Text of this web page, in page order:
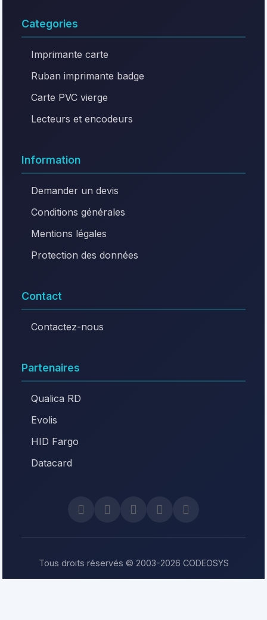
Categories
Imprimante carte
Ruban imprimante badge
Carte PVC vierge
Lecteurs et encodeurs
Information
Demander un devis
Conditions générales
Mentions légales
Protection des données
Contact
Contactez-nous
Partenaires
Qualica RD
Evolis
HID Fargo
Datacard
Tous droits réservés © 2003-2026 CODEOSYS